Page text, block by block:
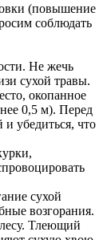
(повышение
соблюдать
Не жечь
сухой травы.
окопанное
0,5 м). Перед
и убедиться, что
сухой
возгорания.
Тлеющий